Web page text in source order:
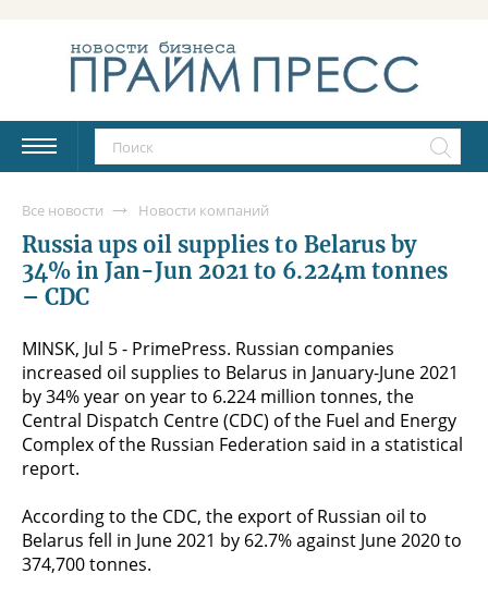
Все новости Новости компаний
Russia ups oil supplies to Belarus by
34% in Jan-Jun 2021 to 6.224m tonnes
– CDC
MINSK, Jul 5 - PrimePress. Russian companies
increased oil supplies to Belarus in January-June 2021
by 34% year on year to 6.224 million tonnes, the
Central Dispatch Centre (CDC) of the Fuel and Energy
Complex of the Russian Federation said in a statistical
report.
According to the CDC, the export of Russian oil to
Belarus fell in June 2021 by 62.7% against June 2020 to
374,700 tonnes.